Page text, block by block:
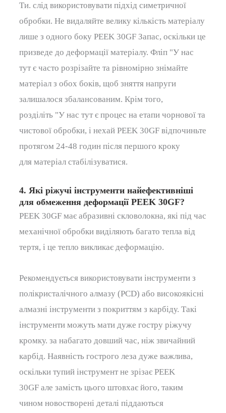
Ти. слідвикористовувати підхід симетричної
обробки. Не видаляйте велику кількість матеріалу
лише з одного боку PEEK 30GF Запас, оскільки це
призведе до деформації матеріалу. Фліп "У нас
тут єчасто розрізайте та рівномірно знімайте
матеріал з обох боків, щоб зняття напруги
залишалося збалансованим. Крім того,
розділіть "У нас тут єпроцес на етапи чорнової та
чистової обробки, і нехай PEEK 30GFвідпочиньте
протягом 24-48 годин після першого кроку
для матеріалстабілізуватися.
4. Які ріжучі інструменти найефективніші
для обмеження деформації PEEK 30GF?
PEEK 30GF має абразивні скловолокна, які під час
механічної обробки виділяють багато тепла від
тертя, і це тепло викликає деформацію.
Рекомендується використовувати інструменти з
полікристалічного алмазу (PCD) або високоякісні
алмазні інструменти з покриттям з карбіду. Такі
інструменти можуть мати дуже гостру ріжучу
кромку. занабагато довший час, ніж звичайний
карбід. Наявність гострого леза дуже важлива,
оскільки тупий інструмент не зрізає PEEK
30GFале замість цього штовхає його, таким
чином новостворені деталі піддаються